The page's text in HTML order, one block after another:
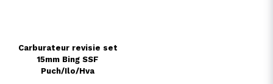
Carburateur revisie set
15mm Bing SSF
Puch/Ilo/Hva